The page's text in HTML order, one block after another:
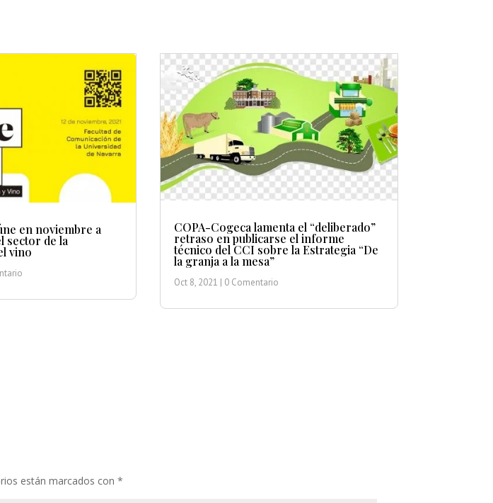
en noviembre a
sector de la
vino
COPA-Cogeca lamenta el “deliberado”
retraso en publicarse el informe
técnico del CCI sobre la Estrategia “De
la granja a la mesa”
Oct 8, 2021 | 0 Comentario
están marcados con*